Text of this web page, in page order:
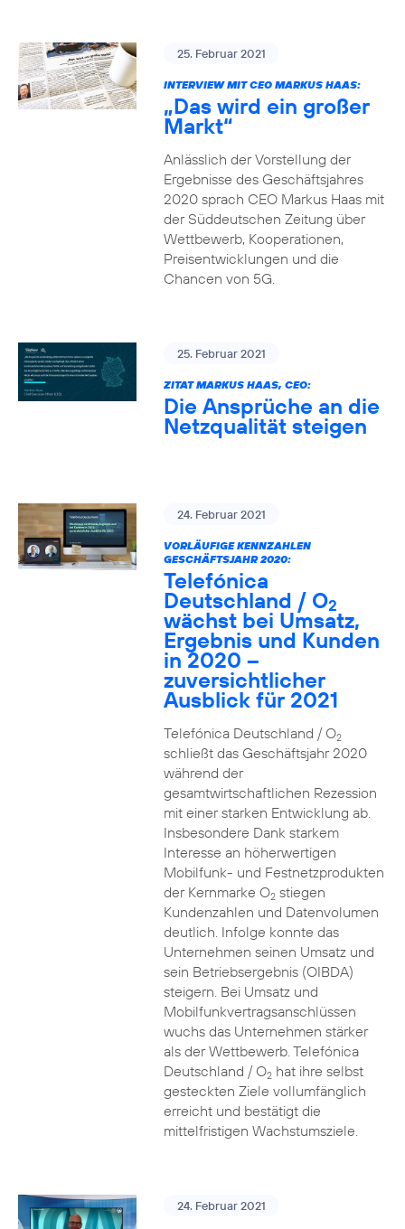
25. Februar 2021
INTERVIEW MIT CEO MARKUS HAAS:
„Das wird ein großer
Markt“
Anlässlich der Vorstellung der
Ergebnisse des Geschäftsjahres
2020 sprach CEO Markus Haas mit
der Süddeutschen Zeitung über
Wettbewerb, Kooperationen,
Preisentwicklungen und die
Chancen von 5G.
25. Februar 2021
ZITAT MARKUS HAAS, CEO:
Die Ansprüche an die
Netzqualität steigen
24. Februar 2021
VORLÄUFIGE KENNZAHLEN
GESCHÄFTSJAHR 2020:
Telefónica
Deutschland / O2
wächst bei Umsatz,
Ergebnis und Kunden
in 2020 –
zuversichtlicher
Ausblick für 2021
Telefónica Deutschland / O2
schließt das Geschäftsjahr 2020
während der
gesamtwirtschaftlichen Rezession
mit einer starken Entwicklung ab.
Insbesondere Dank starkem
Interesse an höherwertigen
Mobilfunk- und Festnetzprodukten
der Kernmarke O2stiegen
Kundenzahlen und Datenvolumen
deutlich. Infolge konnte das
Unternehmen seinen Umsatz und
sein Betriebsergebnis (OIBDA)
steigern. Bei Umsatz und
Mobilfunkvertragsanschlüssen
wuchs das Unternehmen stärker
als der Wettbewerb. Telefónica
Deutschland / O2hat ihre selbst
gesteckten Ziele vollumfänglich
erreicht und bestätigt die
mittelfristigen Wachstumsziele.
24. Februar 2021